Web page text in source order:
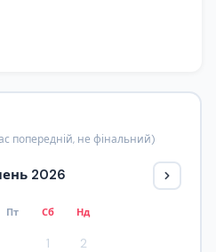
попередній, не фінальний)
2026
Пт Сб Нд
1 2